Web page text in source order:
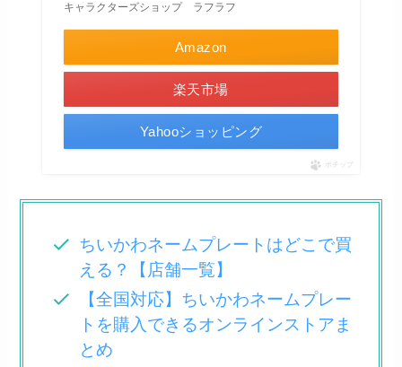
キャラクターズショップ ラフラフ
Amazon
楽天市場
Yahooショッピング
ポチップ
ちいかわネームプレートはどこで買
える？【店舗一覧】
【全国対応】ちいかわネームプレー
トを購入できるオンラインストアま
とめ